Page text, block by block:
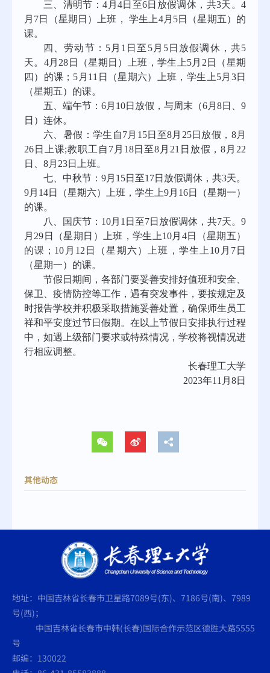
三、清明节：4月4日至6日放假调休，共3天。4
月7日（星期日）上班， 学生上4月5日（星期五）的
课。
四、劳动节：5月1日至5月5日放假调休，共5
天。4月28日（星期日）上班，学生上5月2日（星期
四）的课；5月11日（星期六）上班，学生上5月3日
（星期五）的课。
五、端午节：6月10日放假，与周末（6月8日、9
日）连休。
六、暑假：学生自7月15日至8月25日放假，8月
26日上课;教职工自7月18日至8月21日放假，8月22
日、8月23日上班。
七、中秋节：9月15日至17日放假调休，共3天。
9月14日（星期六）上班，学生上9月16日（星期一）
的课。
八、国庆节：10月1日至7日放假调休，共7天。9
月29日（星期日）上班，学生上10月4日（星期五）
的课；10月12日（星期六）上班，学生上10月7日
（星期一）的课。
节假日期间，各部门要妥善安排好值班和安全、
保卫、疫情防控等工作，遇有突发事件，要按规定及
时报告学校并积极采取措施妥善处置，确保师生员工
祥和平安度过节日假期。在以上节假日安排执行过程
中，如遇上级部门要求或特殊情况，学校将视情况进
行相应调整。
长春理工大学
2023年11月8日
其他动态
地址：中国吉林省长春市卫星路7089号(东)、7186号(南)、7989
号(西)；
中国吉林省长春市中韩(长春)国际合作示范区德胜大路5555
号
邮编：130022